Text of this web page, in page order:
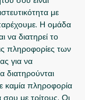
με
Η ομάδα
να διατηρεί το
πληροφορίες των
για να
διατηρούνται
καμία πληροφορία
σου με τρίτους. Οι